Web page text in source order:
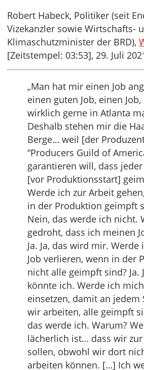
Robert Habeck, Politiker (seit
Vizekanzler sowie Wirtschafts-
Klimaschutzminister der BRD),
[Zeitstempel: 03:53], 29. Juli
„Man hat mir einen Job
einen guten Job, einen
wirklich gerne in Atlanta
Deshalb stehen mir die
Berge… weil [der
“Producers Guild of
garantieren will, dass
[vor Produktionsstart]
Werde ich zur Arbeit
in der Produktion geimpft
Nein, das werde ich nicht.
gedroht, dass ich meinen
Ja. Ja, das wird mir.
Job verlieren, wenn in der
nicht alle geimpft sind? Ja.
könnte ich. Werde ich
einsetzen, damit an jedem
wir arbeiten, alle geimpft
das werde ich. Warum?
lächerlich ist… dass wir
sollen, obwohl wir dort
arbeiten können. […] Ich